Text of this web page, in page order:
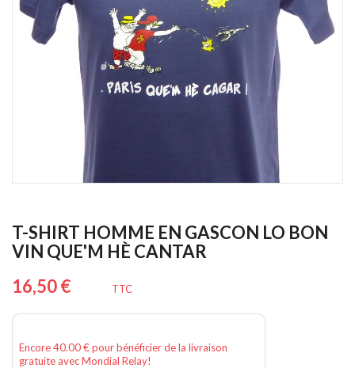
T-SHIRT HOMME EN GASCON LO BON
VIN QUE'M HÈ CANTAR
16,50 €
TTC
Encore 40.00 € pour bénéficier de la livraison
gratuite avec Mondial Relay!